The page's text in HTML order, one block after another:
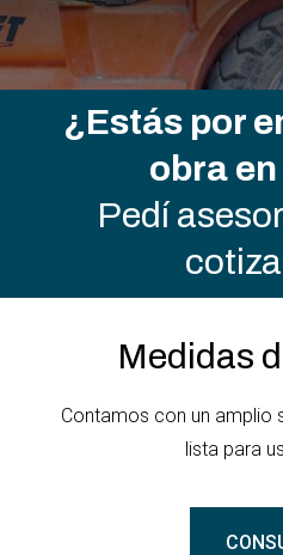
¿Estás por
obra
Pedí
Medidas
Contamos con un amplio
lista para